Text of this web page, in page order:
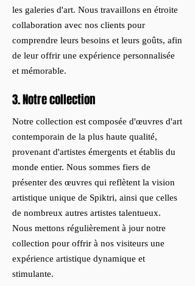
les galeries d'art. Nous travaillons en étroite
collaboration avec nos clients pour
comprendre leurs besoins et leurs goûts, afin
de leur offrir une expérience personnalisée
et mémorable.
3. Notre collection
Notre collection est composée d'œuvres d'art
contemporain de la plus haute qualité,
provenant d'artistes émergents et établis du
monde entier. Nous sommes fiers de
présenter des œuvres qui reflètent la vision
artistique unique de Spiktri, ainsi que celles
de nombreux autres artistes talentueux.
Nous mettons régulièrement à jour notre
collection pour offrir à nos visiteurs une
expérience artistique dynamique et
stimulante.